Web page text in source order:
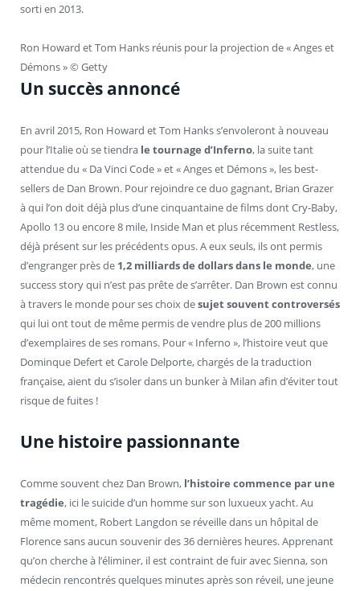
sorti en 2013.
Ron Howard et Tom Hanks réunis pour la projection de « Anges et
Démons » © Getty
Un succès annoncé
En avril 2015, Ron Howard et Tom Hanks s’envoleront à nouveau
pour l’Italie où se tiendra le tournage d’Inferno, la suite tant
attendue du « Da Vinci Code » et « Anges et Démons », les best-
sellers de Dan Brown. Pour rejoindre ce duo gagnant, Brian Grazer
à qui l’on doit déjà plus d’une cinquantaine de films dont Cry-Baby,
Apollo 13 ou encore 8 mile, Inside Man et plus récemment Restless,
déjà présent sur les précédents opus. A eux seuls, ils ont permis
d’engranger près de 1,2 milliards de dollars dans le monde, une
success story qui n’est pas prête de s’arrêter. Dan Brown est connu
à travers le monde pour ses choix desujet souvent controversés
qui lui ont tout de même permis de vendre plus de 200 millions
d’exemplaires de ses romans. Pour « Inferno », l’histoire veut que
Dominque Defert et Carole Delporte, chargés de la traduction
française, aient du s’isoler dans un bunker à Milan afin d’éviter tout
risque de fuites !
Une histoire passionnante
Comme souvent chez Dan Brown, l’histoire commence par une
tragédie, ici le suicide d’un homme sur son luxueux yacht. Au
même moment, Robert Langdon se réveille dans un hôpital de
Florence sans aucun souvenir des 36 dernières heures. Apprenant
qu’on cherche à l’éliminer, il est contraint de fuir avec Sienna, son
médecin rencontrés quelques minutes après son réveil, une jeune